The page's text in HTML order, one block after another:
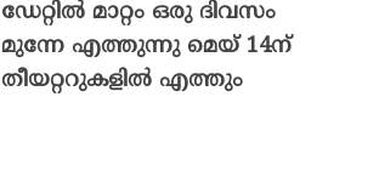
ഡേറ്റിൽ മാറ്റം ഒരു ദിവസം
മുന്നേ എത്തുന്നു മെയ് 14ന്
തീയറ്ററുകളിൽ എത്തും